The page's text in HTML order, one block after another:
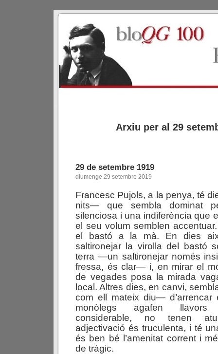
Arxiu per al 29
29 de setembre 1919
diumenge 29 setembre 2019
Francesc Pujols, a la penya, té
nits— que sembla dominat
silenciosa i una indiferència que
el seu volum semblen
el bastó a la mà. En dies
saltironejar la virolla del bastó
terra —un saltironejar només
fressa, és clar— i, en mirar el
de vegades posa la mirada
local. Altres dies, en canvi,
com ell mateix diu— d’arrencar
monòlegs agafen
considerable, no tenen
adjectivació és truculenta, i té
és ben bé l’amenitat corrent i
de tràgic.